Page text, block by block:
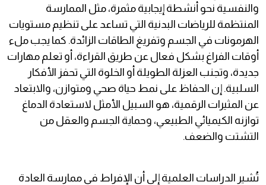
والنفسية نحو أنشطة إيجابية مثمرة، مثل الممارسة
المنتظمة للرياضات البدنية التي تساعد على تنظيم مستويات
الهرمونات في الجسم وتفريغ الطاقات الزائدة. كما يجب ملء
أوقات الفراغ بشكل فعال عن طريق القراءة، أو تعلم مهارات
جديدة، وتجنب العزلة الطويلة أو الخلوة التي تحفز الأفكار
السلبية. إن الحفاظ على نمط حياة صحي ومتوازن، والابتعاد
عن المثيرات الرقمية، هو السبيل الأمثل لاستعادة الدماغ
توازنه الكيميائي الطبيعي، وحماية الجسم والعقل من
التشتت والضعف.
تُشير الدراسات العلمية إلى أن الإفراط في ممارسة العادة